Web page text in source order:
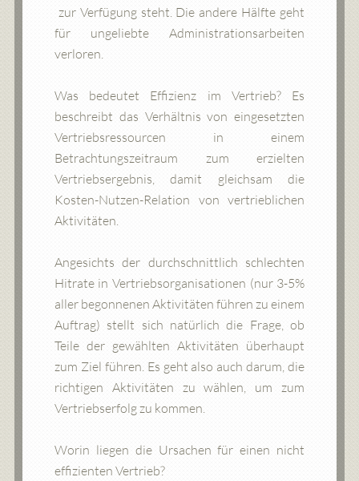
zur Verfügung steht. Die andere Hälfte geht
für ungeliebte Administrationsarbeiten
verloren.
Was bedeutet Effizienz im Vertrieb? Es
beschreibt das Verhältnis von eingesetzten
Vertriebsressourcen in einem
Betrachtungszeitraum zum erzielten
Vertriebsergebnis, damit gleichsam die
Kosten-Nutzen-Relation von vertrieblichen
Aktivitäten.
Angesichts der durchschnittlich schlechten
Hitrate in Vertriebsorganisationen (nur 3-5%
aller begonnenen Aktivitäten führen zu einem
Auftrag) stellt sich natürlich die Frage, ob
Teile der gewählten Aktivitäten überhaupt
zum Ziel führen. Es geht also auch darum, die
richtigen Aktivitäten zu wählen, um zum
Vertriebserfolg zu kommen.
Worin liegen die Ursachen für einen nicht
effizienten Vertrieb?